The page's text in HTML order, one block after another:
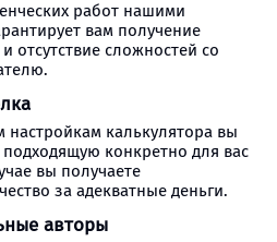
работ нашими
вам получение
отсутствие сложностей со
настройкам калькулятора вы
конкретно для вас
вы получаете
за адекватные деньги.
авторы